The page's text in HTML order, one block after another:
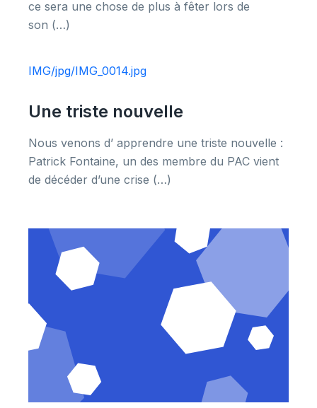
ce sera une chose de plus à fêter lors de
son (…)
IMG/jpg/IMG_0014.jpg
Une triste nouvelle
Nous venons d’ apprendre une triste nouvelle :
Patrick Fontaine, un des membre du PAC vient
de décéder d’une crise (…)